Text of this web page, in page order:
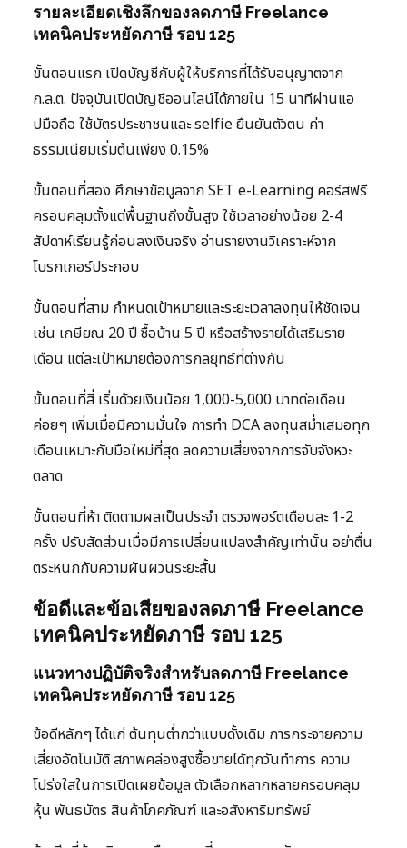
รายละเอียดเชิงลึกของลดภาษี Freelance
เทคนิคประหยัดภาษี รอบ 125
ขั้นตอนแรก เปิดบัญชีกับผู้ให้บริการที่ได้รับอนุญาตจาก
ก.ล.ต. ปัจจุบันเปิดบัญชีออนไลน์ได้ภายใน 15 นาทีผ่านแอ
ปมือถือ ใช้บัตรประชาชนและ selfie ยืนยันตัวตน ค่า
ธรรมเนียมเริ่มต้นเพียง 0.15%
ขั้นตอนที่สอง ศึกษาข้อมูลจาก SET e-Learning คอร์สฟรี
ครอบคลุมตั้งแต่พื้นฐานถึงขั้นสูง ใช้เวลาอย่างน้อย 2-4
สัปดาห์เรียนรู้ก่อนลงเงินจริง อ่านรายงานวิเคราะห์จาก
โบรกเกอร์ประกอบ
ขั้นตอนที่สาม กำหนดเป้าหมายและระยะเวลาลงทุนให้ชัดเจน
เช่น เกษียณ 20 ปี ซื้อบ้าน 5 ปี หรือสร้างรายได้เสริมราย
เดือน แต่ละเป้าหมายต้องการกลยุทธ์ที่ต่างกัน
ขั้นตอนที่สี่ เริ่มด้วยเงินน้อย 1,000-5,000 บาทต่อเดือน
ค่อยๆ เพิ่มเมื่อมีความมั่นใจ การทำ DCA ลงทุนสม่ำเสมอทุก
เดือนเหมาะกับมือใหม่ที่สุด ลดความเสี่ยงจากการจับจังหวะ
ตลาด
ขั้นตอนที่ห้า ติดตามผลเป็นประจำ ตรวจพอร์ตเดือนละ 1-2
ครั้ง ปรับสัดส่วนเมื่อมีการเปลี่ยนแปลงสำคัญเท่านั้น อย่าตื่น
ตระหนกกับความผันผวนระยะสั้น
ข้อดีและข้อเสียของลดภาษี Freelance
เทคนิคประหยัดภาษี รอบ 125
แนวทางปฏิบัติจริงสำหรับลดภาษี Freelance
เทคนิคประหยัดภาษี รอบ 125
ข้อดีหลักๆ ได้แก่ ต้นทุนต่ำกว่าแบบดั้งเดิม การกระจายความ
เสี่ยงอัตโนมัติ สภาพคล่องสูงซื้อขายได้ทุกวันทำการ ความ
โปร่งใสในการเปิดเผยข้อมูล ตัวเลือกหลากหลายครอบคลุม
หุ้น พันธบัตร สินค้าโภคภัณฑ์ และอสังหาริมทรัพย์